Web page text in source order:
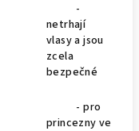
-
netrhají
vlasy a jsou
zcela
bezpečné
- pro
princezny ve